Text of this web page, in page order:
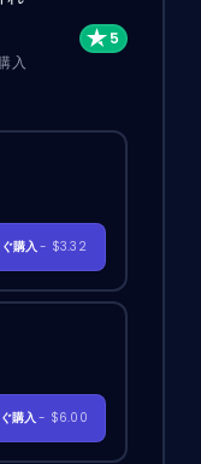
入
購入- $3.32
購入- $6.00